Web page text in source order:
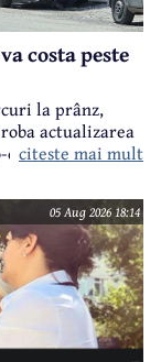
costa peste
la prânz,
actualizarea
și a
obiectiv
”Anghel
citeste mai mult
05 Aug 2026 18:14